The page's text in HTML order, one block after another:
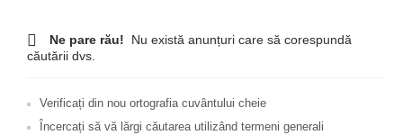
Ne pare rău! Nu există anunțuri care să corespundă
căutării dvs.
Verificați din nou ortografia cuvântului cheie
Încercați să vă lărgi căutarea utilizând termeni generali